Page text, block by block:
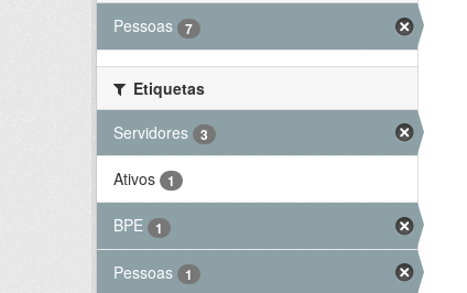
Pessoas
7
Etiquetas
Servidores
3
Ativos 1
BPE 1
Pessoas 1